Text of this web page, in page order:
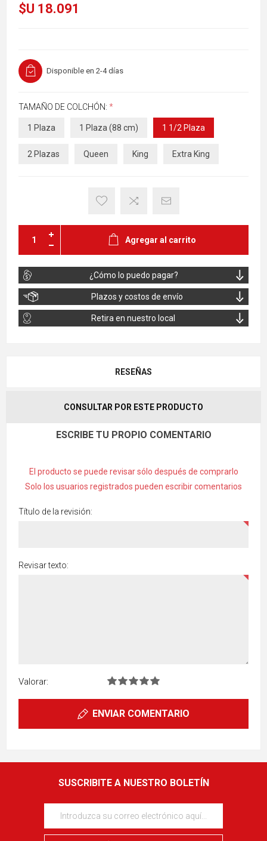
$U 18.091
Disponible en 2-4 días
TAMAÑO DE COLCHÓN: *
1 Plaza 1 Plaza (88 cm) 1 1/2 Plaza
2 Plazas Queen King Extra King
Agregar al carrito
¿Cómo lo puedo pagar?
Plazos y costos de envío
Retira en nuestro local
RESEÑAS
CONSULTAR POR ESTE PRODUCTO
ESCRIBE TU PROPIO COMENTARIO
El producto se puede revisar sólo después de comprarlo
Solo los usuarios registrados pueden escribir comentarios
Título de la revisión:
Revisar texto:
Valorar:
ENVIAR COMENTARIO
SUSCRIBITE A NUESTRO BOLETÍN